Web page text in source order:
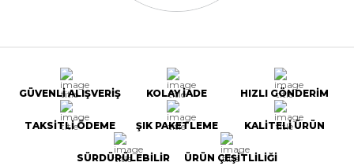
GÜVENLİ ALIŞVERİŞ KOLAY İADE HIZLI GÖNDERİM
TAKSİTLİ ÖDEME ŞIK PAKETLEME KALİTELİ ÜRÜN
SÜRDÜRÜLEBİLİR ÜRÜN ÇEŞİTLİLİĞİ